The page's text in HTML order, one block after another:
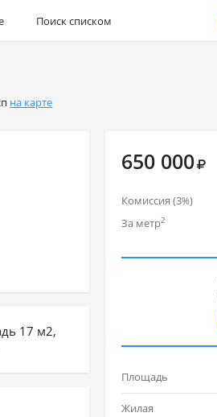
Поиск списком
на карте
17 м2,
650 000
Комиссия (3%)
За метр2
Площадь
Жилая